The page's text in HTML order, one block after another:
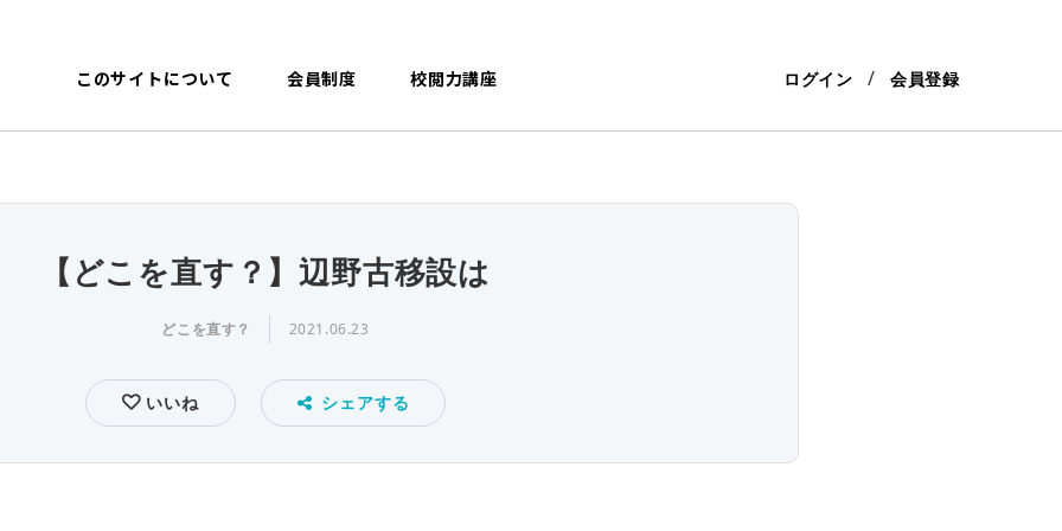
このサイトについて 会員制度 校閲力講座 ログイン 会員登録
【どこを直す？】辺野古移設は
どこを直す？ 2021.06.23
いいね シェアする